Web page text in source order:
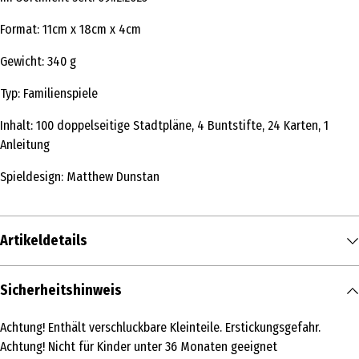
Format: 11cm x 18cm x 4cm
Gewicht: 340 g
Typ: Familienspiele
Inhalt: 100 doppelseitige Stadtpläne, 4 Buntstifte, 24 Karten, 1
Anleitung
Spieldesign: Matthew Dunstan
Artikeldetails
Inhalt
Produkttyp
Sicherheitshinweis
Achtung! Enthält verschluckbare Kleinteile. Erstickungsgefahr.
Achtung! Nicht für Kinder unter 36 Monaten geeignet